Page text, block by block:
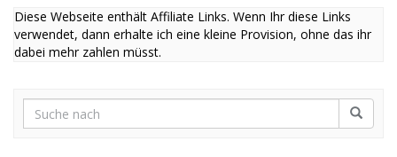
Diese Webseite enthält Affiliate Links. Wenn Ihr diese Links
verwendet, dann erhalte ich eine kleine Provision, ohne das ihr
dabei mehr zahlen müsst.